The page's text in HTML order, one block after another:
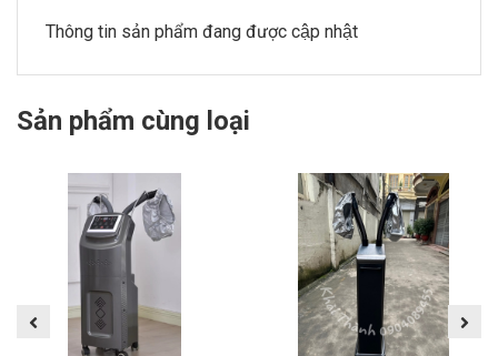
Thông tin sản phẩm đang được cập nhật
Sản phẩm cùng loại